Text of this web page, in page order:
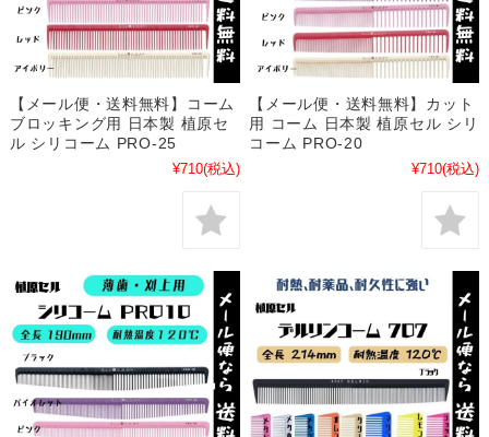
【メール便・送料無料】コーム
ブロッキング用 日本製 植原セ
ル シリコーム PRO-25
¥710(税込)
【メール便・送料無料】カット
用 コーム 日本製 植原セル シリ
コーム PRO-20
¥710(税込)